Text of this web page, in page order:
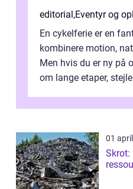
editorial,Eventyr og
En cykelferie er en
kombinere motion,
Men hvis du er ny på
om lange etaper,
01